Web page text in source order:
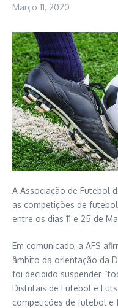
Março 11, 2020
A Associação de Futebol
as competições de
entre os dias 11 e 25 de
Em comunicado, a AFS
âmbito da orientação da
foi decidido suspender
Distritais de Futebol e
competições de futebol e